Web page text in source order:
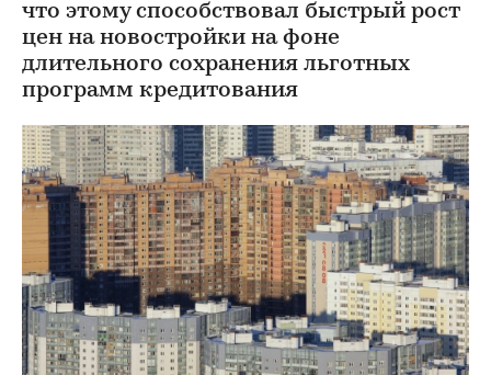
что этому способствовал быстрый рост
цен на новостройки на фоне
длительного сохранения льготных
программ кредитования